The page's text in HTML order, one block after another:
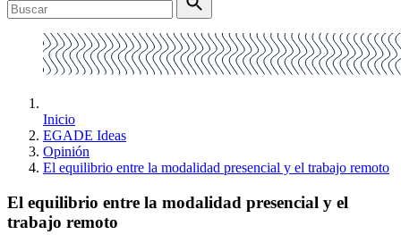
Inicio
EGADE Ideas
Opinión
El equilibrio entre la modalidad presencial y el trabajo remoto
El equilibrio entre la modalidad presencial y el
trabajo remoto